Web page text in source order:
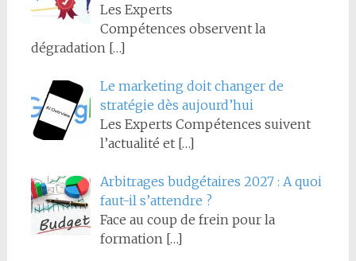
Les Experts
Compétences observent la
dégradation […]
Le marketing doit changer de
stratégie dès aujourd’hui
Les Experts Compétences suivent
l’actualité et […]
Arbitrages budgétaires 2027 : A quoi
faut-il s’attendre ?
Face au coup de frein pour la
formation […]